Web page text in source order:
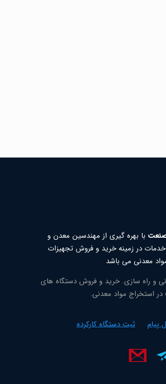
صنعت با بهره گیری از مهندسین معدن و
خدمات در زمینه خرید و فروش تجهیزات
معدنی می باشد
و راه سازی. خرید و فروش دستگاه های
استخراج مواد معدنی.
پیام ثبت دستگاه کارکرده